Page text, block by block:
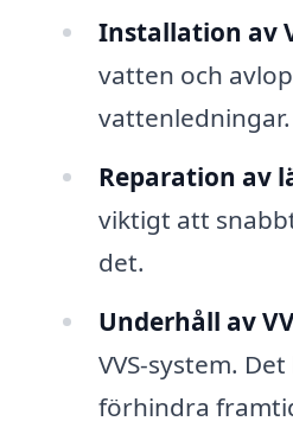
Installation av
vatten och
vattenledningar.
Reparation av
viktigt att
det.
Underhåll av
VVS-system.
förhindra